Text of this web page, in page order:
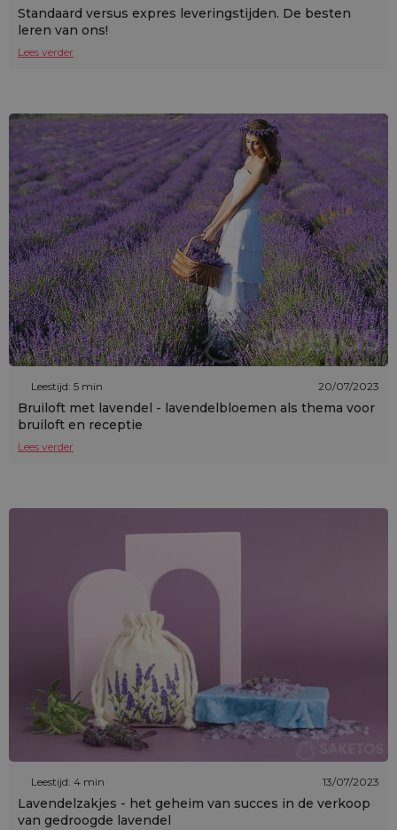
Standaard versus expres leveringstijden. De besten
leren van ons!
Lees verder
Leestijd: 5 min 20/07/2023
Bruiloft met lavendel - lavendelbloemen als thema voor
bruiloft en receptie
Lees verder
Leestijd: 4 min 13/07/2023
Lavendelzakjes - het geheim van succes in de verkoop
van gedroogde lavendel